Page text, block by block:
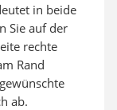
in beide
Sie auf der
rechte
Rand
ab.